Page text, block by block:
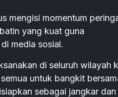
mengisi momentum
yang kuat guna
media sosial.
di seluruh wilayah
untuk bangkit
sebagai jangkar dan